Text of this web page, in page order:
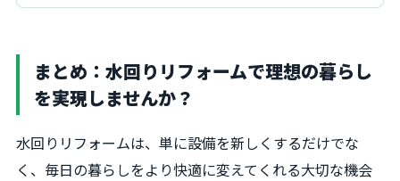
まとめ：水回りリフォームで理想の暮らし
を実現しませんか？
水回りリフォームは、単に設備を新しくするだけでな
く、毎日の暮らしをより快適に変えてくれる大切な機会